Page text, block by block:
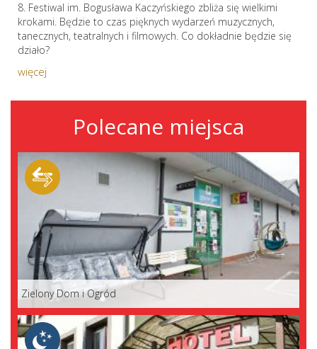
8. Festiwal im. Bogusława Kaczyńskiego zbliża się wielkimi
krokami. Będzie to czas pięknych wydarzeń muzycznych,
tanecznych, teatralnych i filmowych. Co dokładnie będzie się
działo?
więcej
Polecane miejsca
Zielony Dom i Ogród